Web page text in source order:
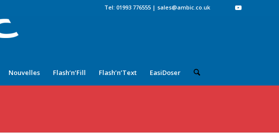
Tel: 01993 776555 | sales@ambic.co.uk
Nouvelles Flash‘n’Fill Flash’n’Text EasiDoser